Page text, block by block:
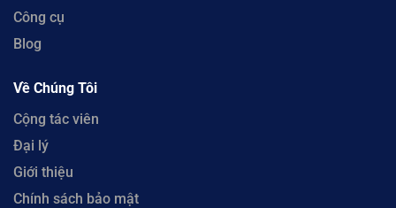
Công cụ
Blog
Về Chúng Tôi
Cộng tác viên
Đại lý
Giới thiệu
Chính sách bảo mật